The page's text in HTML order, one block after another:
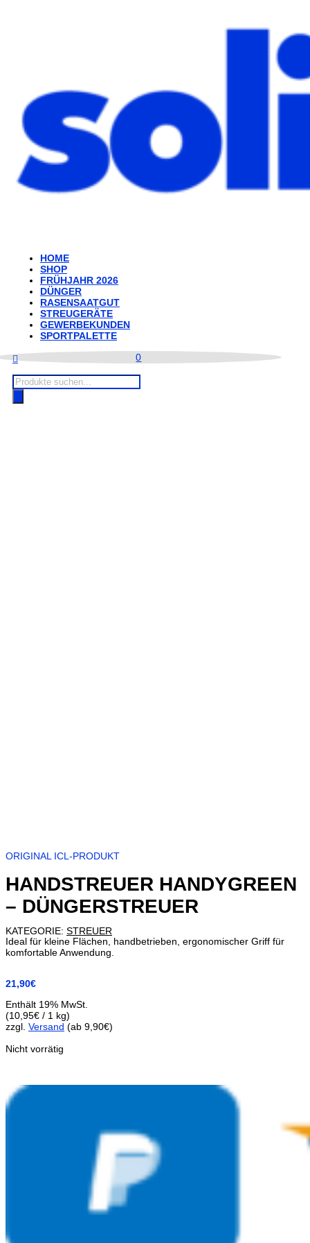
HOME
SHOP
FRÜHJAHR 2026
DÜNGER
RASENSAATGUT
STREUGERÄTE
GEWERBEKUNDEN
SPORTPALETTE
0
Products
search
ORIGINAL ICL-PRODUKT
HANDSTREUER HANDYGREEN
– DÜNGERSTREUER
KATEGORIE: STREUER
Ideal für kleine Flächen, handbetrieben, ergonomischer Griff für
komfortable Anwendung.
21,90€
Enthält 19% MwSt.
(10,95€ / 1 kg)
zzgl. Versand (ab 9,90€)
Nicht vorrätig